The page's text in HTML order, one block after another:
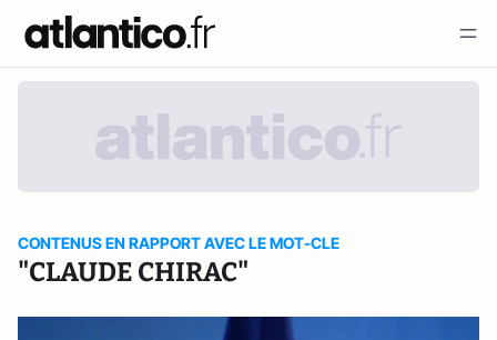
CONTENUS EN RAPPORT AVEC LE MOT-CLE
"CLAUDE CHIRAC"